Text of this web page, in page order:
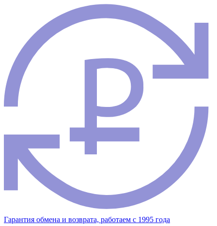
Гарантия обмена и возврата, работаем с 1995 года